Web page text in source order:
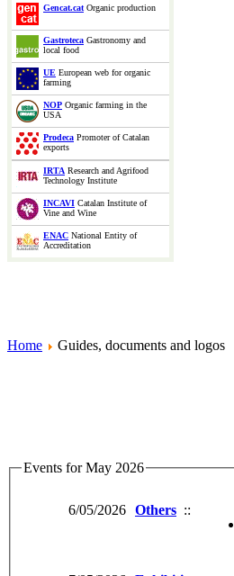
Gencat.catOrganic production
Gastroteca Gastronomy and
local food
UE European web for organic
farming
NOP Organic farming in the
USA
Prodeca Promoter of Catalan
exports
IRTA Research and Agrifood
Technology Institute
INCAVI Catalan Institute of
Vine and Wine
ENAC National Entity of
Accreditation
Home
Guides, documents and logos
Events for May 2026
6/05/2026 Others ::